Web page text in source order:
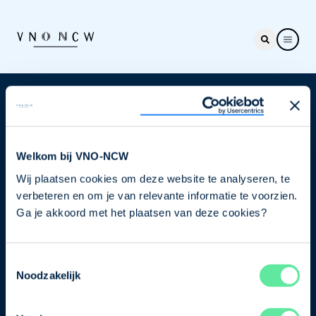
Welkom bij VNO-NCW
Wij plaatsen cookies om deze website te analyseren, te
verbeteren en om je van relevante informatie te voorzien.
Ga je akkoord met het plaatsen van deze cookies?
Noodzakelijk
Nieuwsbrief
je nu in voor de VNO-NCW nieuwsbrief.
Schrijf je in
Direct naar
Ons verhaal